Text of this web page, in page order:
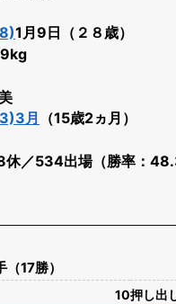
1月9日（２８歳）
月
（15歳2ヵ月）
／534出場（勝率：
17勝）
10押し出